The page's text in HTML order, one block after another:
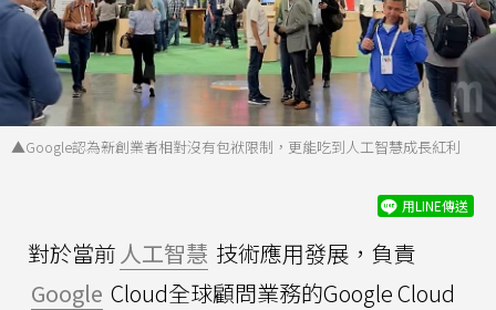
▲Google認為新創業者相對沒有包袱限制，更能吃到人工智慧成長紅利
用LINE傳送
對於當前 人工智慧 技術應用發展，負責
Google Cloud全球顧問業務的Google Cloud